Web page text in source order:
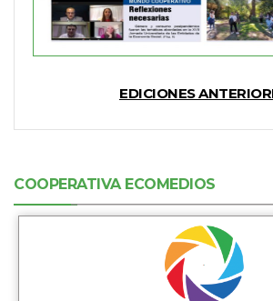
EDICIONES
COOPERATIVA ECOMEDIOS